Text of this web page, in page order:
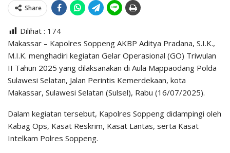
Share
Dilihat : 174
Makassar – Kapolres Soppeng AKBP Aditya Pradana, S.I.K.,
M.I.K. menghadiri kegiatan Gelar Operasional (GO) Triwulan
II Tahun 2025 yang dilaksanakan di Aula Mappaodang Polda
Sulawesi Selatan, Jalan Perintis Kemerdekaan, kota
Makassar, Sulawesi Selatan (Sulsel), Rabu (16/07/2025).
Dalam kegiatan tersebut, Kapolres Soppeng didampingi oleh
Kabag Ops, Kasat Reskrim, Kasat Lantas, serta Kasat
Intelkam Polres Soppeng.